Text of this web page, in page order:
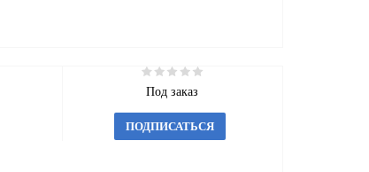
Под заказ
ПОДПИСАТЬСЯ